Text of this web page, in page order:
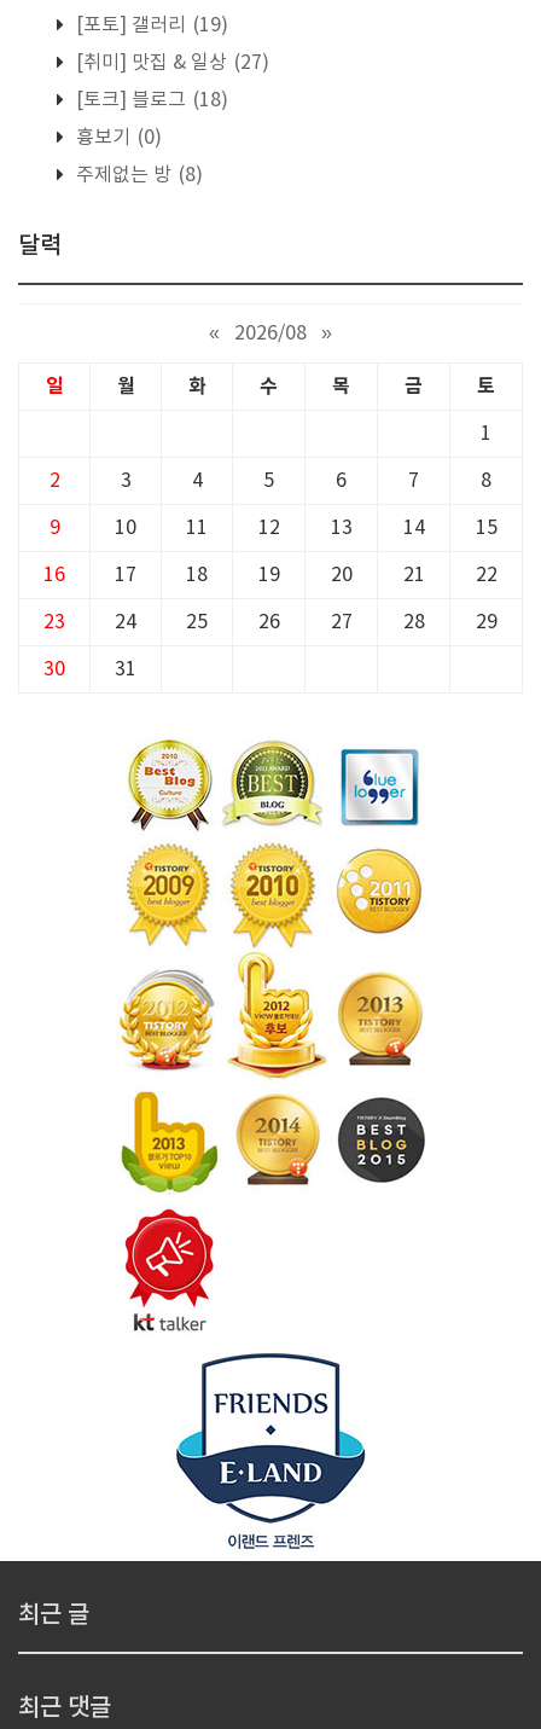
[포토] 갤러리
(19)
[취미] 맛집 & 일상 (27)
[토크] 블로그 (18)
흉보기
(0)
주제없는 방 (8)
달력
« 2026/08 »
일 월 화 수 목 금 토
1
2 3 4 5 6 7 8
9 10 11 12 13 14 15
16 17 18 19 20 21 22
23 24 25 26 27 28 29
30 31
최근 글
최근 댓글